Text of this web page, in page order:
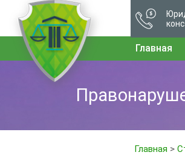
Главная
Главная >